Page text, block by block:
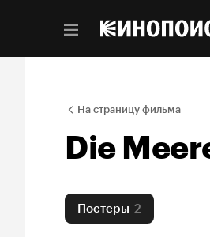
На страницу фильма
Die
Постеры 2